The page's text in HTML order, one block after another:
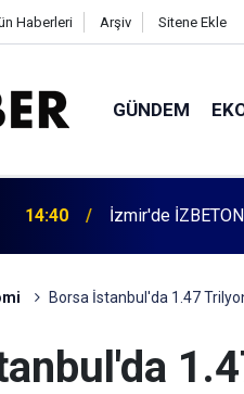
Haberleri Arşiv Sitene Ekle
GÜNDEM
13:55 Cumartesi
Borsa İstanbul'da 1.47